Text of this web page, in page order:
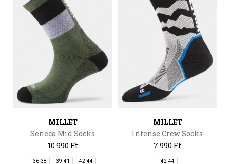
MILLET
Seneca Mid Socks
10 990 Ft
36-38 39-41 42-44
MILLET
Intense Crew Socks
7 990 Ft
42-44